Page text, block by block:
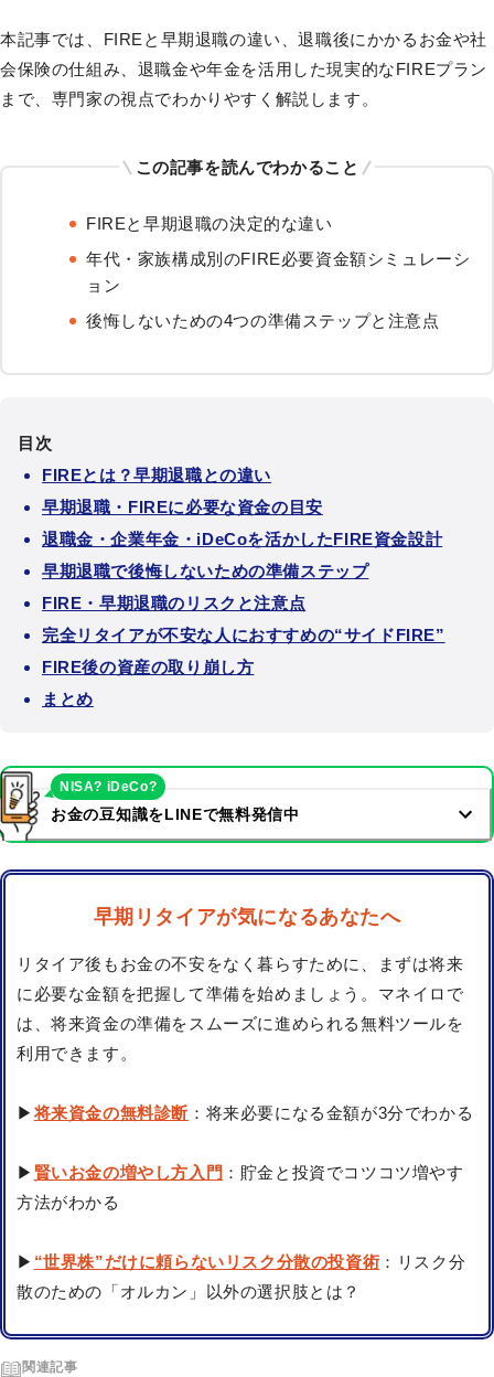
本記事では、FIREと早期退職の違い、退職後にかかるお金や社
会保険の仕組み、退職金や年金を活用した現実的なFIREプラン
まで、専門家の視点でわかりやすく解説します。
この記事を読んでわかること
FIREと早期退職の決定的な違い
年代・家族構成別のFIRE必要資金額シミュレーシ
ョン
後悔しないための4つの準備ステップと注意点
目次
FIREとは？早期退職との違い
早期退職・FIREに必要な資金の目安
退職金・企業年金・iDeCoを活かしたFIRE資金設計
早期退職で後悔しないための準備ステップ
FIRE・早期退職のリスクと注意点
完全リタイアが不安な人におすすめの“サイドFIRE”
FIRE後の資産の取り崩し方
まとめ
お金の豆知識をLINEで無料発信中
NISA? iDeCo?
早期リタイアが気になるあなたへ
リタイア後もお金の不安をなく暮らすために、まずは将来
に必要な金額を把握して準備を始めましょう。マネイロで
は、将来資金の準備をスムーズに進められる無料ツールを
利用できます。
▶将来資金の無料診断 ：将来必要になる金額が3分でわかる
▶ 賢いお金の増やし方入門 ：貯金と投資でコツコツ増やす
方法がわかる
▶ “世界株”だけに頼らないリスク分散の投資術 ：リスク分
散のための「オルカン」以外の選択肢とは？
関連記事